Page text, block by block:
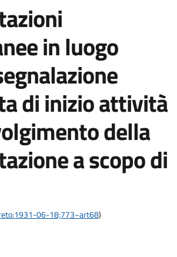
in luogo
di inizio attività
della
a scopo di
06-18;773~art68)